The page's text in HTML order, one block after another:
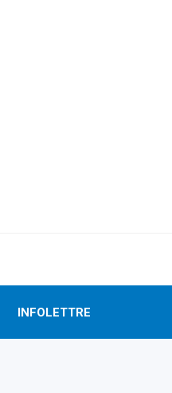
INFOLETTRE